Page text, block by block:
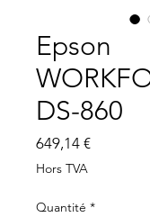
Epson
DS-860
649,14 €Prix
Hors TVA
Quantité *